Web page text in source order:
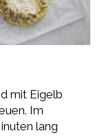
mit Eigelb
Im
lang